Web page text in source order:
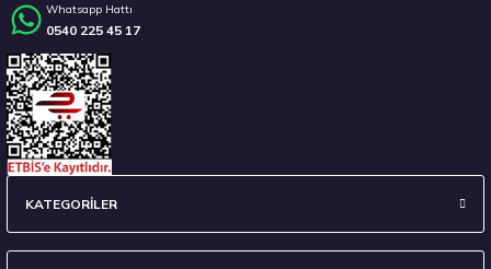
Whatsapp Hattı
0540 225 45 17
KATEGORİLER